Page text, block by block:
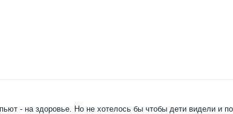
- на здоровье. Но не хотелось бы чтобы дети видели и